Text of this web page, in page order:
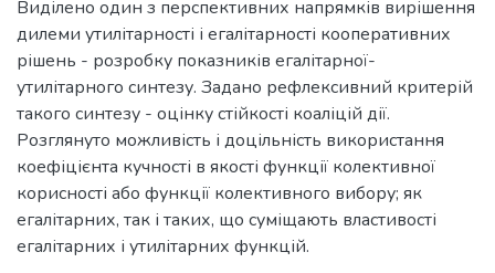
Виділено один з перспективних напрямків вирішення
дилеми утилітарності і егалітарності кооперативних
рішень - розробку показників егалітарної-
утилітарного синтезу. Задано рефлексивний критерій
такого синтезу - оцінку стійкості коаліцій дії.
Розглянуто можливість і доцільність використання
коефіцієнта кучності в якості функції колективної
корисності або функції колективного вибору; як
егалітарних, так і таких, що суміщають властивості
егалітарних і утилітарних функцій.